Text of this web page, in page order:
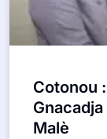
Cotonou
Malè